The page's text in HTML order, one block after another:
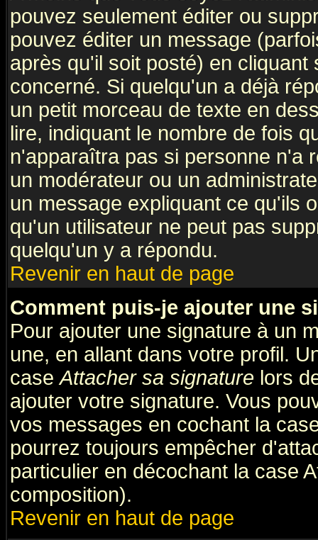
pouvez seulement éditer ou
pouvez éditer un message
après qu'il soit posté) en
concerné. Si quelqu'un a déjà
un petit morceau de texte en
lire, indiquant le nombre de fois
n'apparaîtra pas si personne n'a
un modérateur ou un
un message expliquant ce qu'ils
qu'un utilisateur ne peut pas
quelqu'un y a répondu.
Revenir en haut de page
Comment puis-je ajouter une
Pour ajouter une signature à un
une, en allant dans votre profil.
caseAttacher sa signature lors
ajouter votre signature. Vous
vos messages en cochant la
pourrez toujours empêcher
particulier en décochant la case
composition).
Revenir en haut de page